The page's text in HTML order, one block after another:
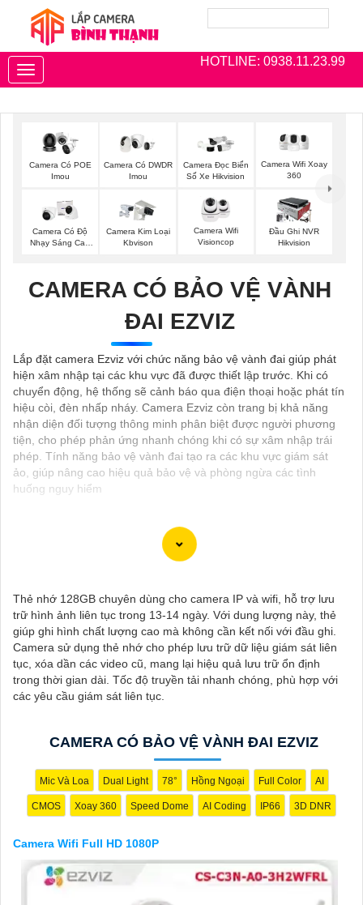
HOTLINE: 0938.11.23.99
Toggle
navigation
Camera Có POE
Imou
Camera Có DWDR
Imou
Camera Đọc Biển
Số Xe Hikvision
Camera Wifi Xoay
360
Camera Có Độ
Nhạy Sáng Cao
Camera Kim Loại
Kbvison
Camera Wifi
Visioncop
Đầu Ghi NVR
Hikvision
CAMERA CÓ BẢO VỆ VÀNH
ĐAI EZVIZ
Lắp đặt camera Ezviz với chức năng bảo vệ vành đai giúp phát
hiện xâm nhập tại các khu vực đã được thiết lập trước. Khi có
chuyển động, hệ thống sẽ cảnh báo qua điện thoại hoặc phát tín
hiệu còi, đèn nhấp nháy. Camera Ezviz còn trang bị khả năng
nhận diện đối tượng thông minh phân biệt được người phương
tiện, cho phép phản ứng nhanh chóng khi có sự xâm nhập trái
phép. Tính năng bảo vệ vành đai tạo ra các khu vực giám sát
ảo, giúp nâng cao hiệu quả bảo vệ và phòng ngừa các tình
huống nguy hiểm
văn phòng hoặc nhà xưởng.Với chất lượng hình ảnh sắc nét với
độ phân giải 1080P và khả năng kết nối không dây qua Wifi, dễ
dàng cài đặt và sử dụng giám sát từ xa thông qua ứng dụng trên
điện thoại hoặc máy tính.
Thẻ nhớ 128GB chuyên dùng cho camera IP và wifi, hỗ trợ lưu
trữ hình ảnh liên tục trong 13-14 ngày. Với dung lượng này, thẻ
giúp ghi hình chất lượng cao mà không cần kết nối với đầu ghi.
Camera sử dụng thẻ nhớ cho phép lưu trữ dữ liệu giám sát liên
tục, xóa dần các video cũ, mang lại hiệu quả lưu trữ ổn định
trong thời gian dài. Tốc độ truyền tải nhanh chóng, phù hợp với
các yêu cầu giám sát liên tục.
CAMERA CÓ BẢO VỆ VÀNH ĐAI EZVIZ
Mic Và Loa Dual Light 78° Hồng Ngoại Full Color AI
CMOS Xoay 360 Speed Dome AI Coding IP66 3D DNR
Camera Wifi Full HD 1080P